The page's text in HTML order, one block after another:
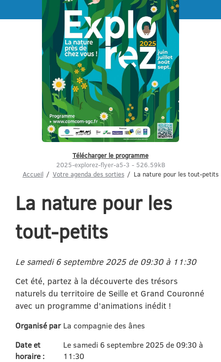
Menu
Télécharger le programme
2025-explorez-flyer-a5-3 - 526.59kB
Accueil
Votre agenda des sorties La nature pour les tout-petits
La nature pour les
tout-petits
Le samedi 6 septembre 2025 de 09:30 à 11:30
Cet été, partez à la découverte des trésors
naturels du territoire de Seille et Grand Couronné
avec un programme d’animations inédit !
Organisé par La compagnie des ânes
Date et
horaire :
Le samedi 6 septembre 2025 de 09:30 à
11:30